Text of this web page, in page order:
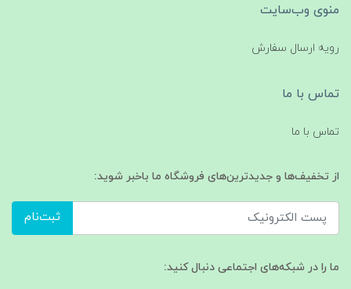
منوی وب‌سایت
رویه ارسال سفارش
تماس با ما
تماس با ما
از تخفیف‌ها و جدیدترین‌های فروشگاه ما باخبر شوید:
ثبت‌نام
ما را در شبکه‌های اجتماعی دنبال کنید: